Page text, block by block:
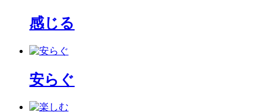
感じる
安らぐ